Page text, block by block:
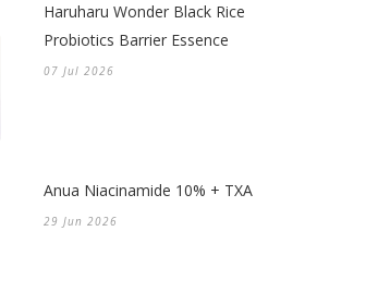
Haruharu Wonder Black Rice
Probiotics Barrier Essence
07 Jul 2026
Anua Niacinamide 10% + TXA
29 Jun 2026